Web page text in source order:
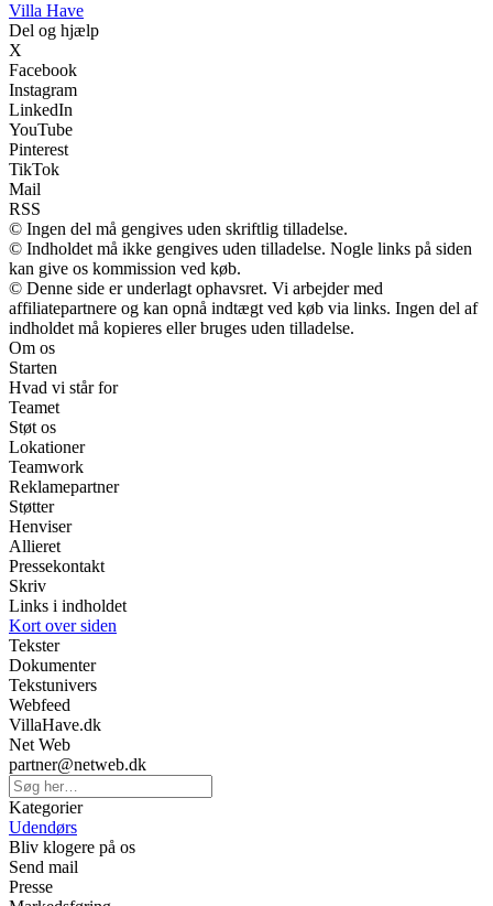
Villa Have
Del og hjælp
X
Facebook
Instagram
LinkedIn
YouTube
Pinterest
TikTok
Mail
RSS
© Ingen del må gengives uden skriftlig tilladelse.
© Indholdet må ikke gengives uden tilladelse. Nogle links på siden
kan give os kommission ved køb.
© Denne side er underlagt ophavsret. Vi arbejder med
affiliatepartnere og kan opnå indtægt ved køb via links. Ingen del af
indholdet må kopieres eller bruges uden tilladelse.
Om os
Starten
Hvad vi står for
Teamet
Støt os
Lokationer
Teamwork
Reklamepartner
Støtter
Henviser
Allieret
Pressekontakt
Skriv
Links i indholdet
Kort over siden
Tekster
Dokumenter
Tekstunivers
Webfeed
VillaHave.dk
Net Web
partner@netweb.dk
Kategorier
Udendørs
Bliv klogere på os
Send mail
Presse